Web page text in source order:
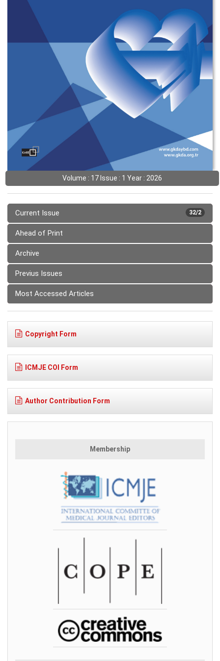
Volume : 17 Issue : 1 Year : 2026
32/2
Current Issue
Ahead of Print
Archive
Previus Issues
Most Accessed Articles
Copyright Form
ICMJE COI Form
Author Contribution Form
Membership